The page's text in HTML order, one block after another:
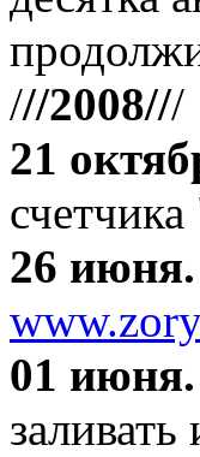
///2008///
21
26 июня.
01 июня.